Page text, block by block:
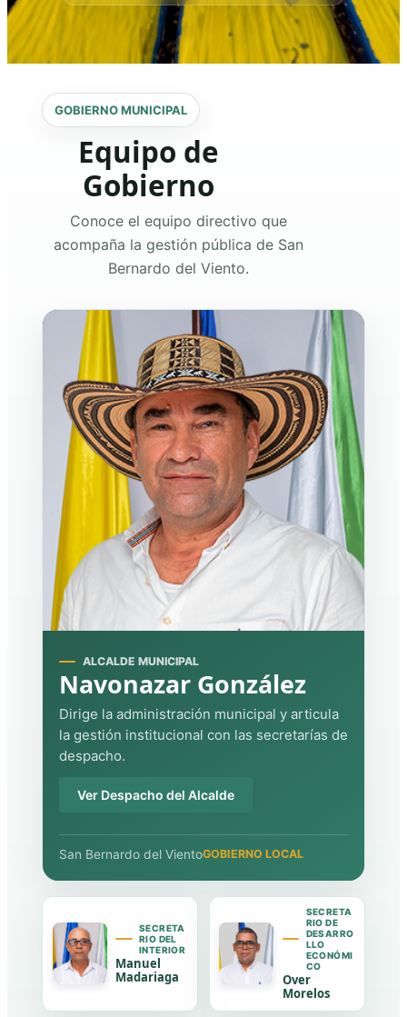
GOBIERNO MUNICIPAL
Equipo de
Gobierno
Conoce el equipo directivo que
acompaña la gestión pública de San
Bernardo del Viento.
ALCALDE MUNICIPAL
Navonazar González
Dirige la administración municipal y articula
la gestión institucional con las secretarías de
despacho.
Ver Despacho del Alcalde
San Bernardo del VientoGOBIERNO LOCAL
SECRETA
RIO DEL
INTERIOR
Manuel
Madariaga
SECRETA
RIO DE
DESARRO
LLO
ECONÓMI
CO
Over
Morelos